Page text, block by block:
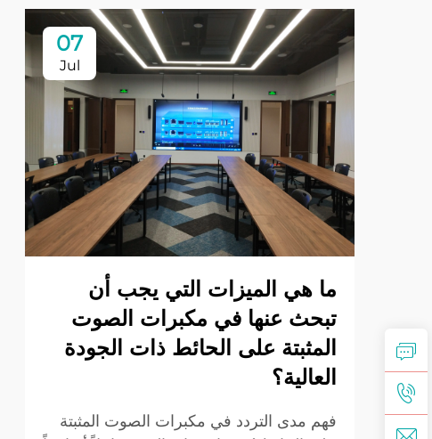
07
Jul
ما هي الميزات التي يجب أن
تبحث عنها في مكبرات الصوت
المثبتة على الحائط ذات الجودة
العالية؟
فهم مدى التردد في مكبرات الصوت المثبتة